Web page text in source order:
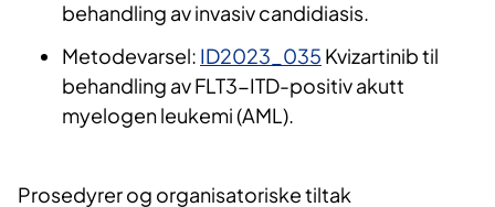
behandling av invasiv candidiasis.
Metodevarsel: ID2023_035​ Kvizartinib til
behandling av FLT3-ITD-positiv akutt
myelogen leukemi (AML).
Prosedyrer og organisatoriske tiltak